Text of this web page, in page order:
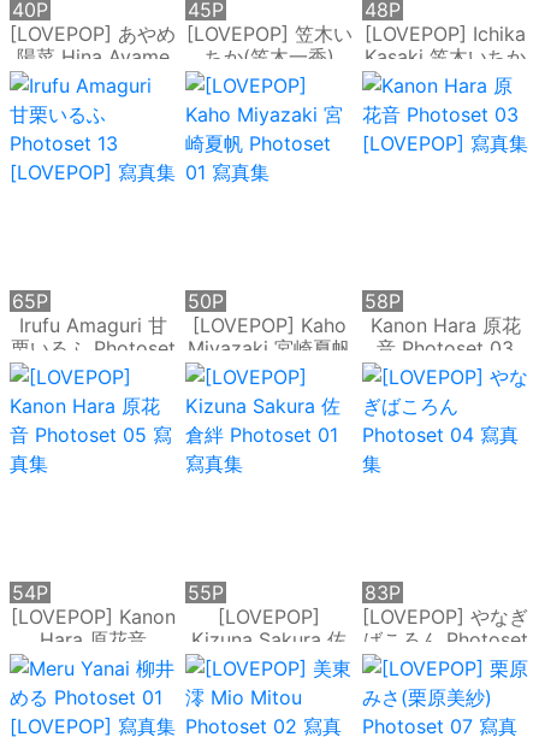
[LOVEPOP] あやめ
陽菜 Hina Ayame
Photoset 03 寫真
集
40P
[LOVEPOP] 笠木い
ちか(笠木一香)
Photoset 03 寫真
45P
[LOVEPOP] Ichika
Kasaki 笠木いちか
Photoset 05 寫真
集
48P
Irufu Amaguri 甘
栗いるふ Photoset
13 [LOVEPOP] 寫
真集
65P
[LOVEPOP] Kaho
Miyazaki 宮崎夏帆
Photoset 01 寫真
集
50P
Kanon Hara 原花
音 Photoset 03
[LOVEPOP] 寫真集
58P
[LOVEPOP] Kanon
Hara 原花音
Photoset 05 寫真
集
54P
[LOVEPOP]
Kizuna Sakura 佐
倉絆 Photoset 01
寫真集
55P
[LOVEPOP] やなぎ
ばころん Photoset
04 寫真集
83P